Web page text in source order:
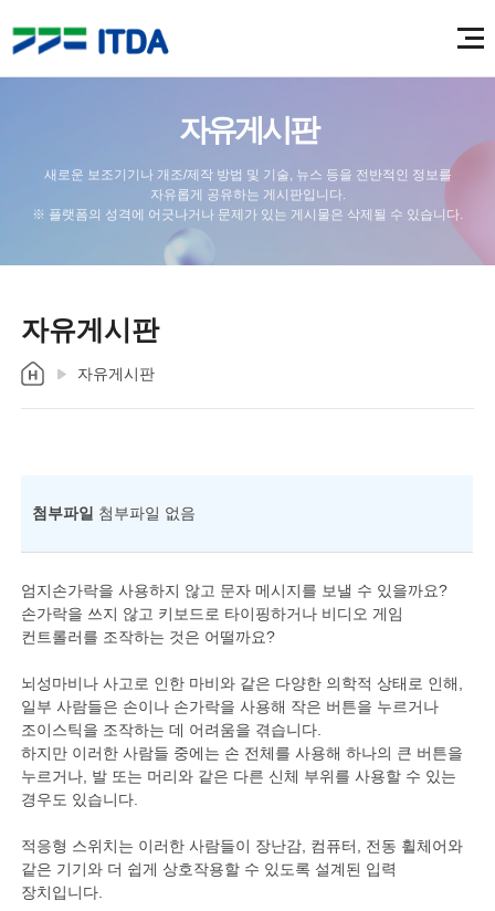
자유게시판
새로운 보조기기나 개조/제작 방법 및 기술, 뉴스 등을 전반적인 정보를
자유롭게 공유하는 게시판입니다.
※ 플랫폼의 성격에 어긋나거나 문제가 있는 게시물은 삭제될 수 있습니다.
자유게시판
자유게시판
첨부파일 첨부파일 없음
엄지손가락을 사용하지 않고 문자 메시지를 보낼 수 있을까요?
손가락을 쓰지 않고 키보드로 타이핑하거나 비디오 게임
컨트롤러를 조작하는 것은 어떨까요?
뇌성마비나 사고로 인한 마비와 같은 다양한 의학적 상태로 인해,
일부 사람들은 손이나 손가락을 사용해 작은 버튼을 누르거나
조이스틱을 조작하는 데 어려움을 겪습니다.
하지만 이러한 사람들 중에는 손 전체를 사용해 하나의 큰 버튼을
누르거나, 발 또는 머리와 같은 다른 신체 부위를 사용할 수 있는
경우도 있습니다.
적응형 스위치는 이러한 사람들이 장난감, 컴퓨터, 전동 휠체어와
같은 기기와 더 쉽게 상호작용할 수 있도록 설계된 입력
장치입니다.